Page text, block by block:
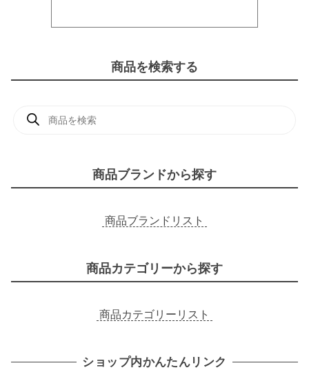
商品を検索する
商品ブランドから探す
商品ブランドリスト
商品カテゴリーから探す
商品カテゴリーリスト
ショップ内かんたんリンク